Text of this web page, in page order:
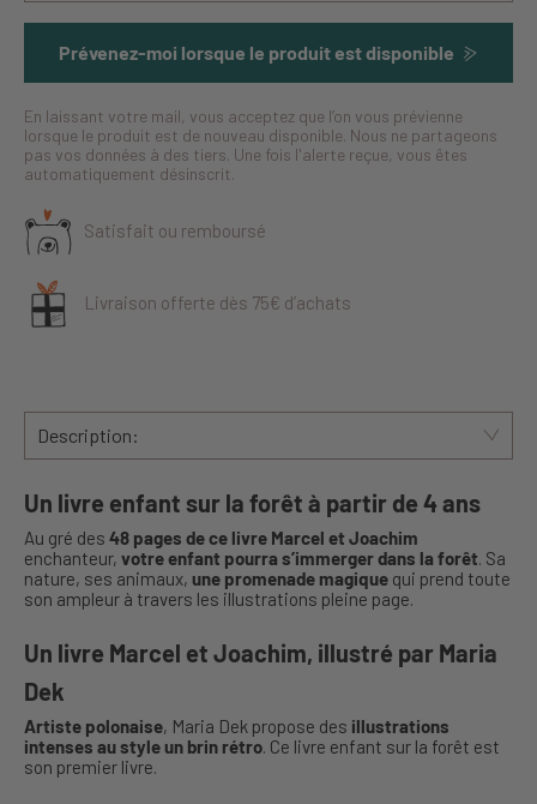
Prévenez-moi lorsque le produit est disponible
En laissant votre mail, vous acceptez que l’on vous prévienne
lorsque le produit est de nouveau disponible. Nous ne partageons
pas vos données à des tiers. Une fois l'alerte reçue, vous êtes
automatiquement désinscrit.
Satisfait ou remboursé
Livraison offerte dès 75€ d’achats
Description:
Un livre enfant sur la forêt à partir de 4 ans
Au gré des 48 pages de ce livre Marcel et Joachim
enchanteur, votre enfant pourra s’immerger dans la forêt. Sa
nature, ses animaux, une promenade magique qui prend toute
son ampleur à travers les illustrations pleine page.
Un livre Marcel et Joachim, illustré par Maria
Dek
Artiste polonaise, Maria Dek propose des illustrations
intenses au style un brin rétro. Ce livre enfant sur la forêt est
son premier livre.